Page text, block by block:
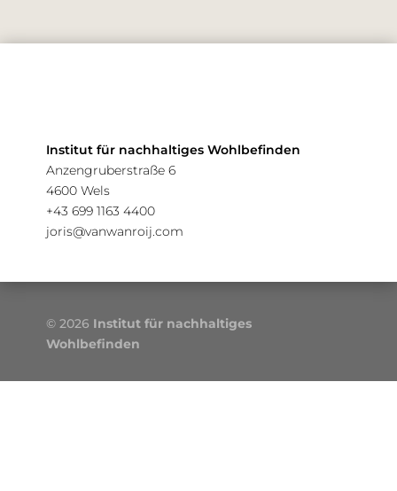
Institut für nachhaltiges Wohlbefinden
Anzengruberstraße 6
4600 Wels
+43 699 1163 4400
joris@vanwanroij.com
© 2026 Institut für nachhaltiges
Wohlbefinden